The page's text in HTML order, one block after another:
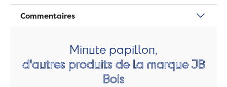
Commentaires
Minute papillon,
d'autres produits de la marque JB
Bois